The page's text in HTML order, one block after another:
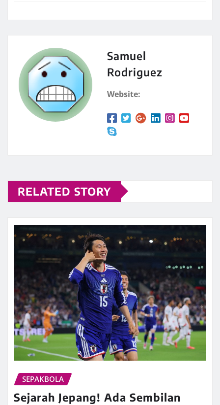
Samuel
Rodriguez
Website:
RELATED STORY
SEPAKBOLA
Sejarah Jepang! Ada Sembilan